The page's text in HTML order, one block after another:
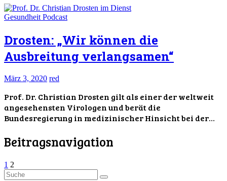
Gesundheit Podcast
Drosten: „Wir können die
Ausbreitung verlangsamen“
März 3, 2020 red
Prof. Dr. Christian Drosten gilt als einer der weltweit
angesehensten Virologen und berät die
Bundesregierung in medizinischer Hinsicht bei der…
Beitragsnavigation
1 2